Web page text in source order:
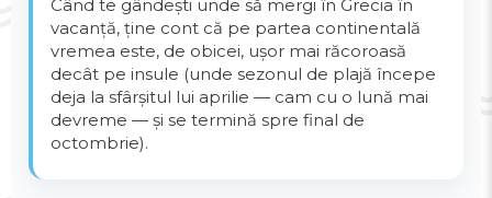
Când te gândești unde să mergi în Grecia în
vacanță, ține cont că pe partea continentală
vremea este, de obicei, ușor mai răcoroasă
decât pe insule (unde sezonul de plajă începe
deja la sfârșitul lui aprilie — cam cu o lună mai
devreme — și se termină spre final de
octombrie).